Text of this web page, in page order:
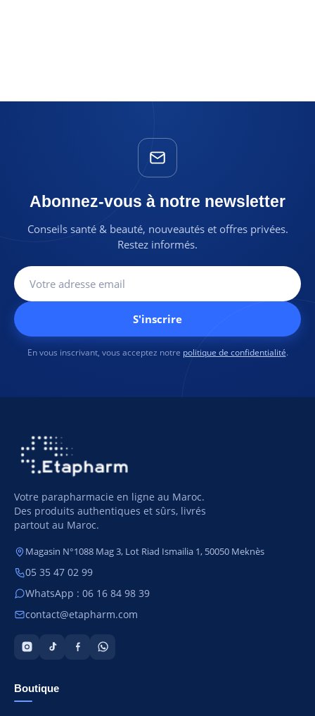
Abonnez-vous à notre newsletter
Conseils santé & beauté, nouveautés et offres privées.
Restez informés.
S'inscrire
En vous inscrivant, vous acceptez notre politique de confidentialité.
Votre parapharmacie en ligne au Maroc.
Des produits authentiques et sûrs, livrés
partout au Maroc.
Magasin N°1088 Mag 3, Lot Riad Ismailia 1, 50050 Meknès
05 35 47 02 99
WhatsApp : 06 16 84 98 39
contact@etapharm.com
Boutique